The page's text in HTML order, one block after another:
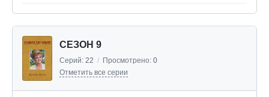
СЕЗОН 9
Серий: 22 / Просмотрено: 0
Отметить все серии